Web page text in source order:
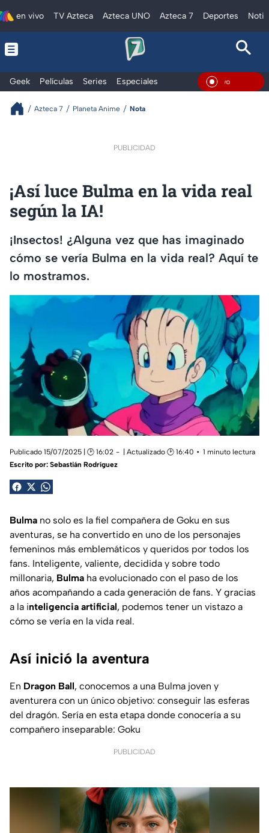
en vivo TV Azteca Azteca UNO Azteca 7 Deportes
Geek Películas Series Especiales En Vivo
Azteca 7 Planeta Anime Nota
PUBLICIDAD
¡Así luce Bulma en la vida real
según la IA!
¡Insectos! ¿Alguna vez que has imaginado
cómo se vería Bulma en la vida real? Aquí te
lo mostramos.
Publicado 15/07/2025 | 🕑 16:02 | Actualizado 🕑 16:40
1 minuto lectura
Escrito por: Sebastián Rodríguez
Bulma no solo es la fiel compañera de Goku en sus
aventuras, se ha convertido en uno de los personajes
femeninos más emblemáticos y queridos por todos los
fans. Inteligente, valiente, decidida y sobre todo
millonaria, Bulma ha evolucionado con el paso de los
años acompañando a cada generación de fans. Y gracias
a la inteligencia artificial, podemos tener un vistazo a
cómo se vería en la vida real.
Así inició la aventura
En Dragon Ball, conocemos a una Bulma joven y
aventurera con un único objetivo: conseguir las esferas
del dragón. Sería en esta etapa donde conocería a su
compañero inseparable: Goku
PUBLICIDAD